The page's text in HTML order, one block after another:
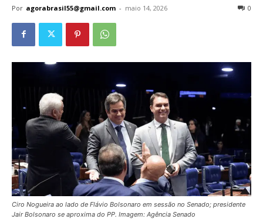
Por agorabrasil55@gmail.com - maio 14, 2026 0
Ciro Nogueira ao lado de Flávio Bolsonaro em sessão no Senado; presidente
Jair Bolsonaro se aproxima do PP. Imagem: Agência Senado